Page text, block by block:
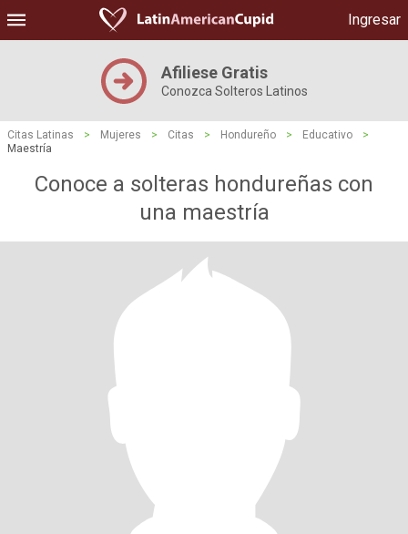
Ingresar
Afiliese Gratis
Conozca Solteros Latinos
Citas Latinas > Mujeres > Citas > Hondureño > Educativo
>
Maestría
Conoce a solteras hondureñas con
una maestría